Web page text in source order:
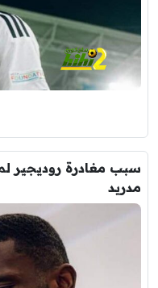
سبب مغادرة روديجير
مدريد